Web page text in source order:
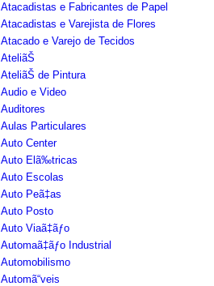
Atacadistas e Fabricantes de Papel
Atacadistas e Varejista de Flores
Atacado e Varejo de Tecidos
AteliãŠ
AteliãŠ de Pintura
Audio e Video
Auditores
Aulas Particulares
Auto Center
Auto Elã‰tricas
Auto Escolas
Auto Peã‡as
Auto Posto
Auto Viaã‡ãƒo
Automaã‡ãƒo Industrial
Automobilismo
Automã“veis